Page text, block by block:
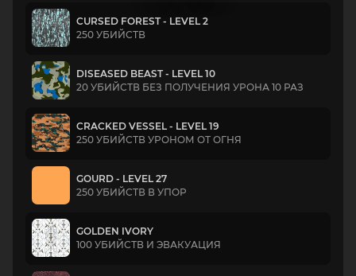
CURSED FOREST - LEVEL 2
250 УБИЙСТВ
DISEASED BEAST - LEVEL 10
20 УБИЙСТВ БЕЗ ПОЛУЧЕНИЯ УРОНА 10 РАЗ
CRACKED VESSEL - LEVEL 19
250 УБИЙСТВ УРОНОМ ОТ ОГНЯ
GOURD - LEVEL 27
250 УБИЙСТВ В УПОР
GOLDEN IVORY
100 УБИЙСТВ И ЭВАКУАЦИЯ